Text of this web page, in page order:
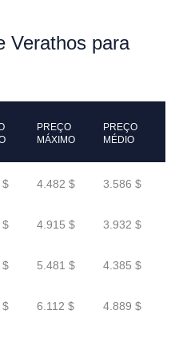
Verathos para
PREÇO
MÁXIMO
PREÇO
MÉDIO
$ 4.482 $ 3.586 $
$ 4.915 $ 3.932 $
$ 5.481 $ 4.385 $
$ 6.112 $ 4.889 $